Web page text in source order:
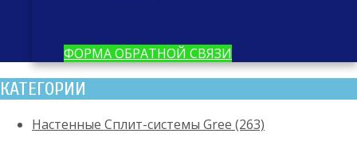
ФОРМА ОБРАТНОЙ СВЯЗИ
КАТЕГОРИИ
Настенные Сплит-системы Gree (263)